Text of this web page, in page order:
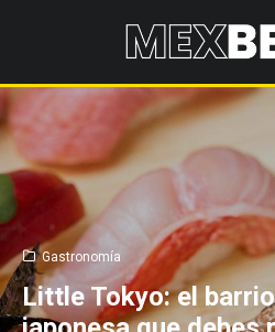
Gastronomía
Little Tokyo: el